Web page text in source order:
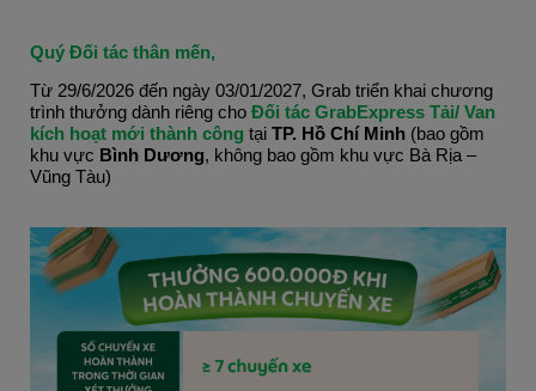
Quý Đối tác thân mến,
Từ 29/6/2026 đến ngày 03/01/2027, Grab triển khai chương
trình thưởng dành riêng cho Đối tác GrabExpress Tải/ Van
kích hoạt mới thành công tại TP. Hồ Chí Minh (bao gồm
khu vực Bình Dương, không bao gồm khu vực Bà Rịa –
Vũng Tàu)